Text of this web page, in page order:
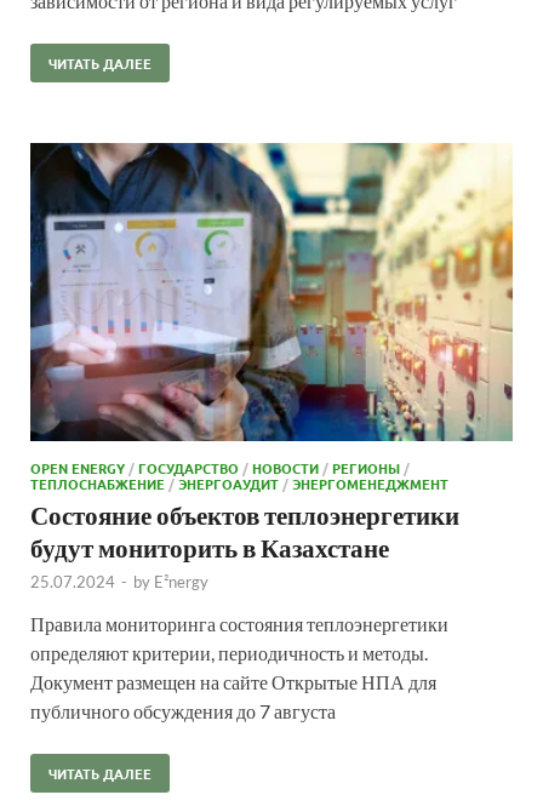
ЧИТАТЬ ДАЛЕЕ
OPEN ENERGY /ГОСУДАРСТВО /НОВОСТИ /РЕГИОНЫ /
ТЕПЛОСНАБЖЕНИЕ /ЭНЕРГОАУДИТ /ЭНЕРГОМЕНЕДЖМЕНТ
Состояние объектов теплоэнергетики
будут мониторить в Казахстане
25.07.2024 - by E²nergy
Правила мониторинга состояния теплоэнергетики
определяют критерии, периодичность и методы.
Документ размещен на сайте Открытые НПА для
публичного обсуждения до 7 августа
ЧИТАТЬ ДАЛЕЕ